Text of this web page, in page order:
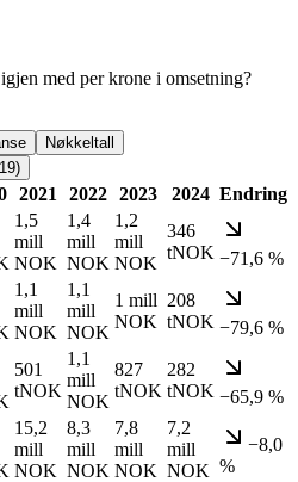
med per krone i omsetning?
Nøkkeltall
2021 2022 2023 2024 Endring
1,5
mill
NOK
1,4
mill
NOK
1,2
mill
NOK
346
tNOK −71,6 %
1,1
mill
NOK
1,1
mill
NOK
1 mill
NOK
208
tNOK −79,6 %
501
tNOK
1,1
mill
NOK
827
tNOK
282
tNOK −65,9 %
15,2
mill
NOK
8,3
mill
NOK
7,8
mill
NOK
7,2
mill
NOK
−8,0
%